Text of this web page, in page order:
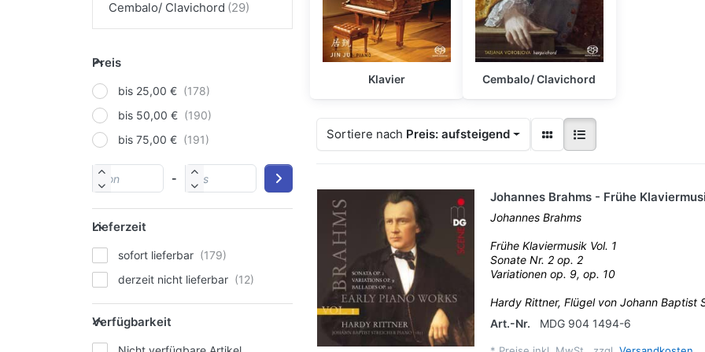
Cembalo/ Clavichord
Preis
bis 25,00 €
bis 50,00 €
bis 75,00 €
-
Lieferzeit
sofort lieferbar
derzeit nicht lieferbar
Verfügbarkeit
Klavier Cembalo/ Clavichord
Sortiere nach Preis: aufsteigend
Johannes Brahms - Frühe
Johannes Brahms
Frühe Klaviermusik Vol. 1
Sonate Nr. 2 op. 2
Variationen op. 9, op. 10
Hardy Rittner, Flügel von Johann Baptist
Art.-Nr.
MDG 904 1494-6